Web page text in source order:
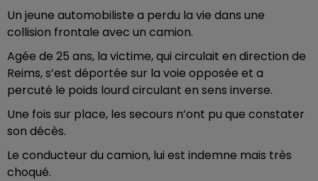
Un jeune automobiliste a perdu la vie dans une
collision frontale avec un camion.
Agée de 25 ans, la victime, qui circulait en direction de
Reims, s’est déportée sur la voie opposée et a
percuté le poids lourd circulant en sens inverse.
Une fois sur place, les secours n’ont pu que constater
son décès.
Le conducteur du camion, lui est indemne mais très
choqué.